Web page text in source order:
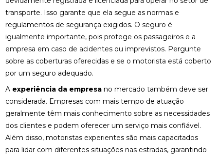
transporte. Isso garante que ela segue as normas e
regulamentos de segurança exigidos. O seguro é
igualmente importante, pois protege os passageiros e a
empresa em caso de acidentes ou imprevistos. Pergunte
sobre as coberturas oferecidas e se o motorista está coberto
por um seguro adequado.
A experiência da empresa no mercado também deve ser
considerada. Empresas com mais tempo de atuação
geralmente têm mais conhecimento sobre as necessidades
dos clientes e podem oferecer um serviço mais confiável.
Além disso, motoristas experientes são mais capacitados
para lidar com diferentes situações nas estradas, garantindo